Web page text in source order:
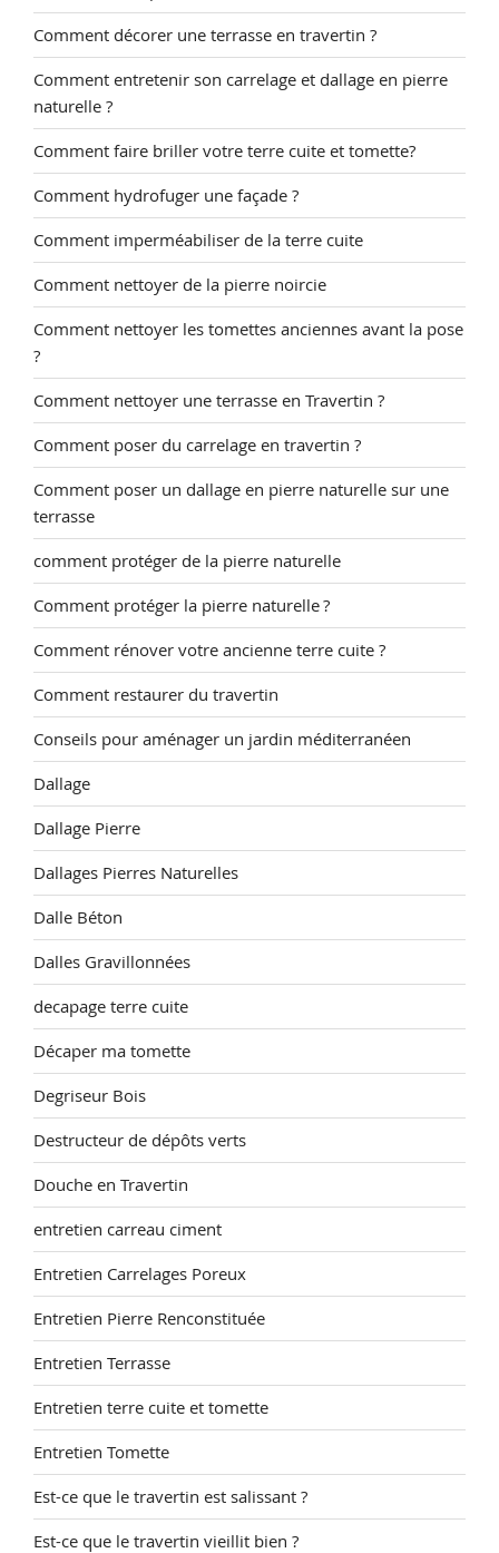
Comment décorer une terrasse en travertin ?
Comment entretenir son carrelage et dallage en pierre
naturelle ?
Comment faire briller votre terre cuite et tomette?
Comment hydrofuger une façade ?
Comment imperméabiliser de la terre cuite
Comment nettoyer de la pierre noircie
Comment nettoyer les tomettes anciennes avant la pose
?
Comment nettoyer une terrasse en Travertin ?
Comment poser du carrelage en travertin ?
Comment poser un dallage en pierre naturelle sur une
terrasse
comment protéger de la pierre naturelle
Comment protéger la pierre naturelle ?
Comment rénover votre ancienne terre cuite ?
Comment restaurer du travertin
Conseils pour aménager un jardin méditerranéen
Dallage
Dallage Pierre
Dallages Pierres Naturelles
Dalle Béton
Dalles Gravillonnées
decapage terre cuite
Décaper ma tomette
Degriseur Bois
Destructeur de dépôts verts
Douche en Travertin
entretien carreau ciment
Entretien Carrelages Poreux
Entretien Pierre Renconstituée
Entretien Terrasse
Entretien terre cuite et tomette
Entretien Tomette
Est-ce que le travertin est salissant ?
Est-ce que le travertin vieillit bien ?